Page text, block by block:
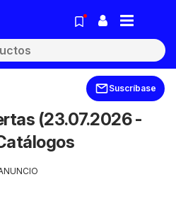
Suscríbase
(23.07.2026 -